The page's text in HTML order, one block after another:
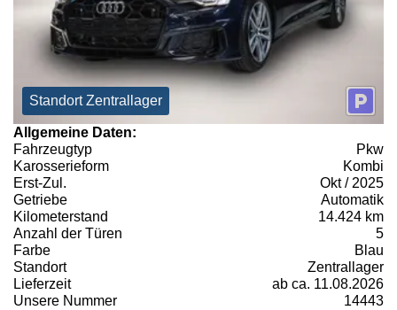
Standort Zentrallager
Allgemeine Daten:
Fahrzeugtyp
Pkw
Karosserieform
Kombi
Erst-Zul.
Okt / 2025
Getriebe
Automatik
Kilometerstand
14.424 km
Anzahl der Türen
5
Farbe
Blau
Standort
Zentrallager
Lieferzeit
ab ca. 11.08.2026
Unsere Nummer
14443